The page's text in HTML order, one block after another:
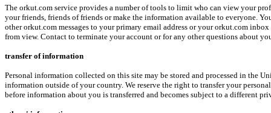
The orkut.com service provides a number of tools to limit who can view your
your friends, friends of friends or make the information available to everyone.
other orkut.com messages to your primary email address or your orkut.com
from view. Contact to terminate your account or for any other questions about
transfer of information
Personal information collected on this site may be stored and processed in the
information outside of your country. We reserve the right to transfer your
before information about you is transferred and becomes subject to a different